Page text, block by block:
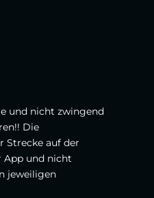
und nicht zwingend
Die
Strecke auf der
App und nicht
jeweiligen